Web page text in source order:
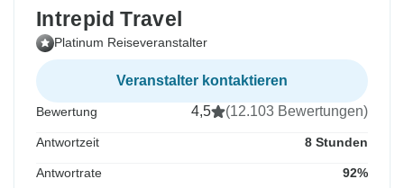
Intrepid Travel
Platinum Reiseveranstalter
Veranstalter kontaktieren
Bewertung 4,5 (12.103 Bewertungen)
Antwortzeit 8 Stunden
Antwortrate 92%